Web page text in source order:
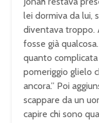
lei dormiva da lui,
diventava troppo.
fosse già
quanto
pomeriggio glielo
ancora.” Poi
scappare da un
capire chi sono